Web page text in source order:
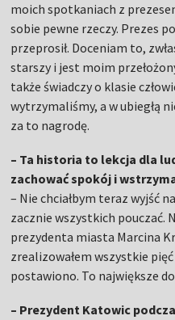
moich spotkaniach z
sobie pewne rzeczy. Prezes
przeprosił. Doceniam to,
starszy i jest moim
także świadczy o klasie
wytrzymaliśmy, a w ubiegłą
za to nagrodę.
– Ta historia to lekcja dla
zachować spokój i
– Nie chciałbym teraz wyjść
zacznie wszystkich pouczać.
prezydenta miasta Marcina
zrealizowałem wszystkie
postawiono. To największe
– Prezydent Katowic